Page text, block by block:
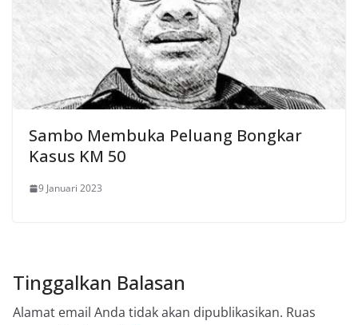
Sambo Membuka Peluang Bongkar
Kasus KM 50
9 Januari 2023
Tinggalkan Balasan
Alamat email Anda tidak akan dipublikasikan. Ruas